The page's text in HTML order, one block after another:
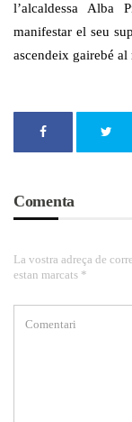
l’alcaldessa
manifestar el seu
ascendeix gairebé
Comenta
La vostra adreça de
estan marcats *